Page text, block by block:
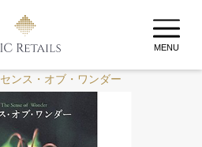
MENU
センス・オブ・ワンダー